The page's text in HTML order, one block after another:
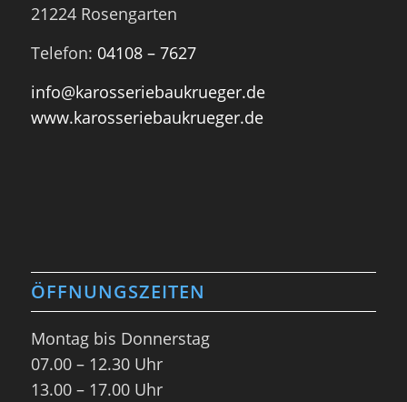
21224 Rosengarten
Telefon: 04108 – 7627
info@karosseriebaukrueger.de
www.karosseriebaukrueger.de
ÖFFNUNGSZEITEN
Montag bis Donnerstag
07.00 – 12.30 Uhr
13.00 – 17.00 Uhr